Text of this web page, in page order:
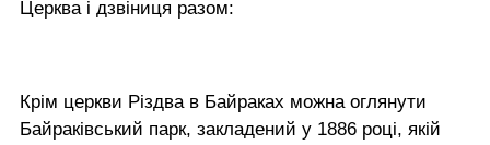
Церква і дзвіниця разом:
Крім церкви Різдва в Байраках можна оглянути
Байраківський парк, закладений у 1886 році, якій